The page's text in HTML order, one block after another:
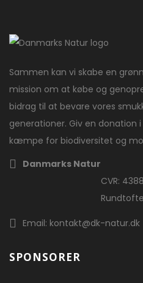
Sammen kan vi skabe en
mission om at købe og
bidrag til at bevare vores
generationer. Giv en
kæmpe for biodiversitet og
Danmarks Natur
CVR:
Email: kontakt@dk-natur.dk
SPONSORER